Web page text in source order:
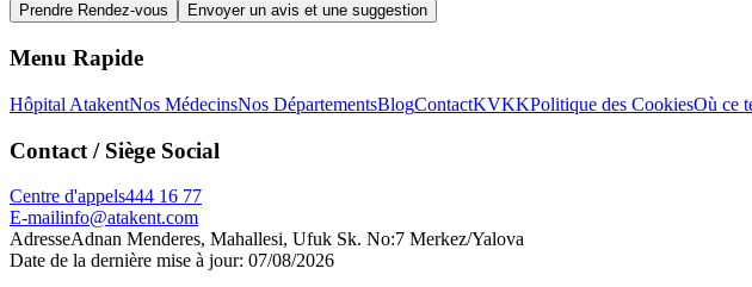
Prendre Rendez-vous Envoyer un avis et une suggestion
Menu Rapide
Hôpital AtakentNos MédecinsNos DépartementsBlogContactKVKKPolitique des CookiesOù ce
Contact / Siège Social
Centre d'appels444 16 77
E-mailinfo@atakent.com
AdresseAdnan Menderes, Mahallesi, Ufuk Sk. No:7 Merkez/Yalova
Date de la dernière mise à jour: 07/08/2026